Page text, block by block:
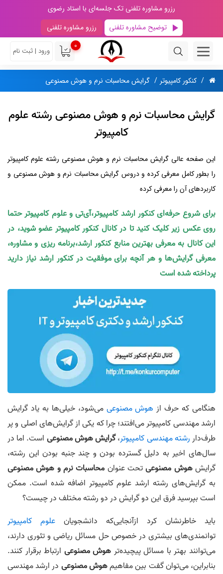
رزرو مشاوره تلفنی تک جلسه‌ای با استاد رضوی
توضیح مشاوره تلفنی
رزرو مشاوره تلفنی
0
ورود | ثبت نام
کنکور کامپیوتر گرایش محاسبات نرم و هوش مصنوعی
گرایش محاسبات نرم و هوش مصنوعی رشته علوم
کامپیوتر
این صفحه عالی گرایش محاسبات نرم و هوش مصنوعی رشته علوم کامپیوتر
را بطور کامل معرفی کرده و دروس گرایش محاسبات نرم و هوش مصنوعی و
کاربردهای آن را معرفی کرده
برای شروع حرفه‌ای کنکور ارشد کامپیوتر،آی‌تی و علوم کامپیوتر حتما
روی عکس زیر کلیک کنید تا در کانال کنکور کامپیوتر عضو شوید، در
این کانال به معرفی بهترین منابع کنکور ارشد،برنامه ریزی و مشاوره،
معرفی گرایش‌ها و هر آنچه برای موفقیت در کنکور ارشد نیاز دارید
پرداخته شده است
هنگامی که حرف از هوش مصنوعی می‌شود، خیلی‌ها به یاد گرایش
ارشد مهندسی کامپیوتر می‌افتند؛ چرا که یکی از گرایش‌های اصلی و پر
طرف‌دار رشته مهندسی کامپیوتر،گرایش هوش مصنوعی است. اما در
سال‌های اخیر به دلیل گسترده بودن و چند جنبه بودن این رشته،
گرایشهوش مصنوعیتحت عنوان محاسبات نرم و هوش مصنوعی
به گرایش‌های رشته ارشد علوم کامپیوتر اضافه شده است. ممکن
است بپرسید فرق این دو گرایش در دو رشته مختلف در چیست؟
باید خاطرنشان کرد ازآنجایی‌که دانشجویان علوم کامپیوتر
توانمندی‌های بیشتری در خصوص حل مسائل ریاضی و تئوری دارند،
می‌توانند بهتر با مسائل پیچیده‌تر هوش مصنوعی ارتباط برقرار کنند.
بنابراین، می‌توان گفت بین مفاهیمهوش مصنوعی در ارشد مهندسی